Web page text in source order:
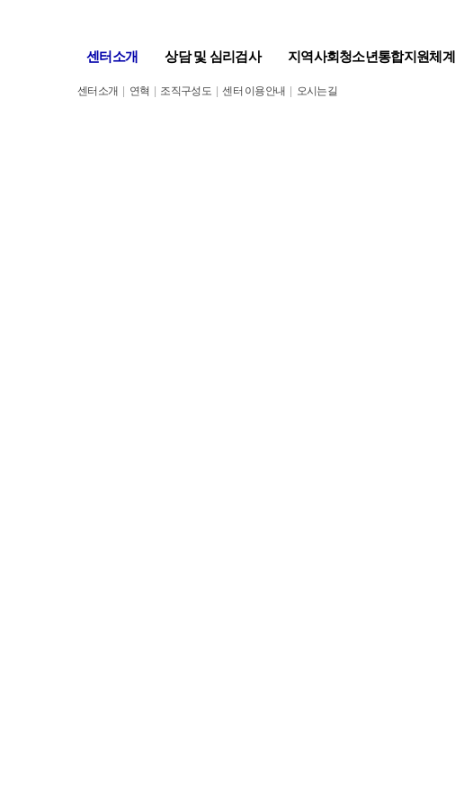
센터소개
센터소개 연혁 조직구성도 센터 이용안내 오시는길
상담 및 심리검사 지역사회청소년통합지원체계